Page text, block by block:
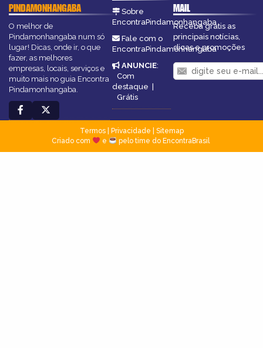
PINDAMONHANGABA
O melhor de
Pindamonhangaba num só
lugar! Dicas, onde ir, o que
fazer, as melhores
empresas, locais, serviços e
muito mais no guia Encontra
Pindamonhangaba.
Sobre
EncontraPindamonhangaba
Fale com o
EncontraPindamonhangaba
ANUNCIE:
Com
destaque |
Grátis
MAIL
Receba grátis as
principais notícias,
dicas e promoções
Termos| Privacidade
Sitemap
Criado com
e pelo time do EncontraBrasil